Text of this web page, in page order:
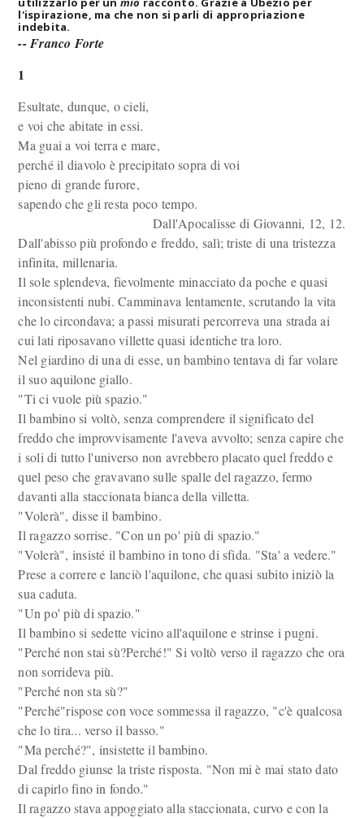
l'ispirazione, ma che non si parli di appropriazione
indebita.
-- Franco Forte
1
Esultate, dunque, o cieli,
e voi che abitate in essi.
Ma guai a voi terra e mare,
perché il diavolo è precipitato sopra di voi
pieno di grande furore,
sapendo che gli resta poco tempo.
Dall'Apocalisse di Giovanni, 12, 12.
Dall'abisso più profondo e freddo, salì; triste di una tristezza
infinita, millenaria.
Il sole splendeva, fievolmente minacciato da poche e quasi
inconsistenti nubi. Camminava lentamente, scrutando la vita
che lo circondava; a passi misurati percorreva una strada ai
cui lati riposavano villette quasi identiche tra loro.
Nel giardino di una di esse, un bambino tentava di far volare
il suo aquilone giallo.
"Ti ci vuole più spazio."
Il bambino si voltò, senza comprendere il significato del
freddo che improvvisamente l'aveva avvolto; senza capire che
i soli di tutto l'universo non avrebbero placato quel freddo e
quel peso che gravavano sulle spalle del ragazzo, fermo
davanti alla staccionata bianca della villetta.
"Volerà", disse il bambino.
Il ragazzo sorrise. "Con un po' più di spazio."
"Volerà", insisté il bambino in tono di sfida. "Sta' a vedere."
Prese a correre e lanciò l'aquilone, che quasi subito iniziò la
sua caduta.
"Un po' più di spazio."
Il bambino si sedette vicino all'aquilone e strinse i pugni.
"Perché non stai sù?Perché!" Si voltò verso il ragazzo che ora
non sorrideva più.
"Perché non sta sù?"
"Perché"rispose con voce sommessa il ragazzo, "c'è qualcosa
che lo tira... verso il basso."
"Ma perché?", insistette il bambino.
Dal freddo giunse la triste risposta. "Non mi è mai stato dato
di capirlo fino in fondo."
Il ragazzo stava appoggiato alla staccionata, curvo e con la